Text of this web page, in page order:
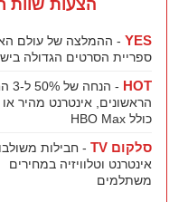
הצעות שוות
YES - ההמלצה של עולם
ספריית הסרטים הגדולה
HOT
-
הראשונים, אינטרנט מהיר או
כולל HBO Max
סלקום TV
- חבילות
אינטרנט וטלוויזיה במחירים
משתלמים